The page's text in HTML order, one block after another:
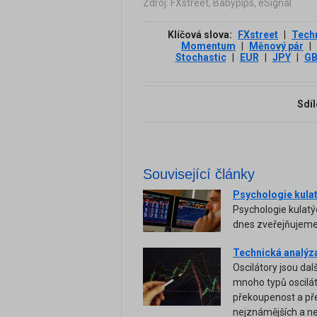
Zdroj: FXstreet, Babypips, eSignal
Klíčová slova: FXstreet
Momentum
Měnový pár
Stochastic
EUR JPY
Související články
Psychologie
Psychologie
dnes
Technická
Oscilátory jsou
mnoho typů
překoupenost a
nejznámějších a